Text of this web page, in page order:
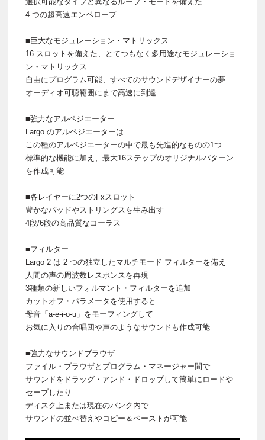
4 つの超高速エンベロープ
■巨大なモジュレーション・マトリックス
16 スロットを備えた、とてつもなく多用途なモジュレーショ
ン・マトリックス
自由にプログラム可能、すべてのサウンドデザイナーの夢
オーディオ可聴範囲にまで高速に到達
■強力なアルペジエーター
Largo のアルペジエーターは
この種のアルペジエーターの中で最も先進的なものの1つ
標準的な機能に加え、最大16ステップのオリジナルパターン
を作成可能
■各レイヤーに2つのFxスロット
豊かなパッドやストリングスを生み出す
4段/6段の高品質なコーラス
■フィルター
Largo 2 は 2 つの独立したマルチモード フィルターを備え
人間の声の周波数レスポンスを再現
3種類の新しいフォルマント・フィルターを追加
カットオフ・パラメータを使用すると
母音「a-e-i-o-u」をモーフィングして
お気に入りの合唱団や声のようなサウンドも作成可能
■強力なサウンドブラウザ
ファイル・ブラウザとプログラム・マネージャー間で
サウンドをドラッグ・アンド・ドロップして簡単にロードや
セーブしたり
ディスク上または現在のバンク内で
サウンドの並べ替えやコピー＆ペーストが可能